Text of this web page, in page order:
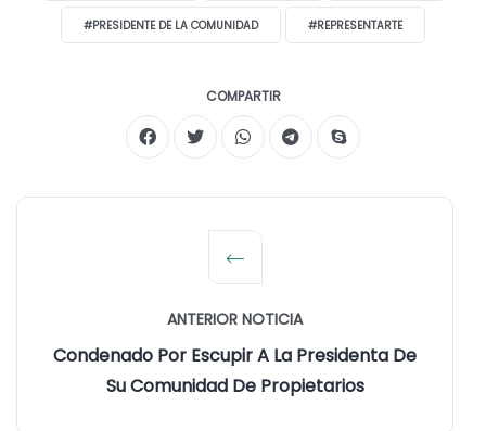
#PRESIDENTE DE LA COMUNIDAD #REPRESENTARTE
COMPARTIR
ANTERIOR NOTICIA
Condenado Por Escupir A La Presidenta De
Su Comunidad De Propietarios